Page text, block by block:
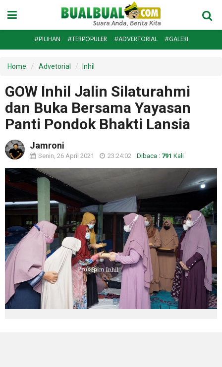
#PILIHAN #TERPOPULER #ADVERTORIAL #GALERI
Home Advetorial Inhil
GOW Inhil Jalin Silaturahmi
dan Buka Bersama Yayasan
Panti Pondok Bhakti Lansia
Jamroni
Senin, 26 April 2021 23:24:02 Dibaca : 791 Kali